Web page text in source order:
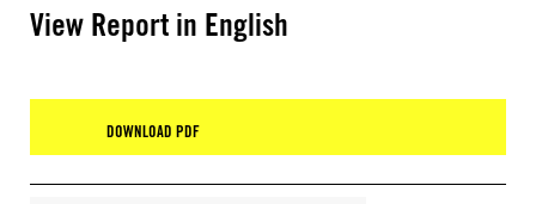
View Report in English
DOWNLOAD PDF